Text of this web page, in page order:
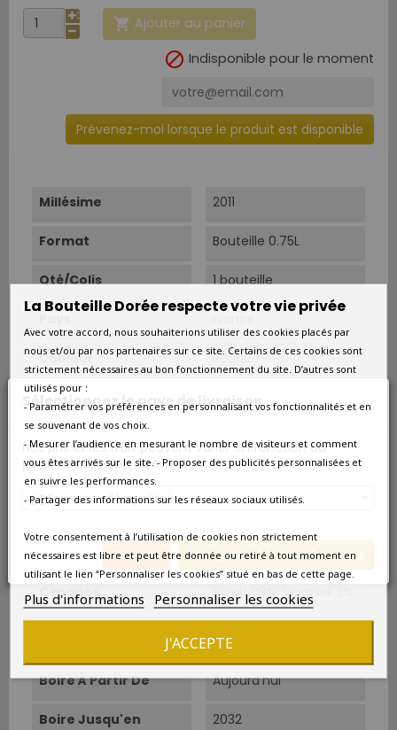
Sélectionnez le pays de livraison
Nos prix et les frais peuvent varier en fonction du
pays/de la région de livraison.
France métropolitaine
Annuler Enregistrer les modifications
 Ajouter au panier
 Indisponible pour le moment
Prévenez-moi lorsque le produit est disponible
Millésime 2011
Format Bouteille 0.75L
Qté/Colis 1 bouteille
Couleur Rouge
Type
Superficie 6 ha.
Âge Du Vignoble
Cépage Dominant Syrah
Cépages Syrah 98%, Viognier 2%
Boire À Partir De Aujourd'hui
Boire Jusqu'en 2032
La Bouteille Dorée respecte votre vie privée
Avec votre accord, nous souhaiterions utiliser des cookies placés par
nous et/ou par nos partenaires sur ce site. Certains de ces cookies sont
strictement nécessaires au bon fonctionnement du site. D’autres sont
utilisés pour :
- Paramétrer vos préférences en personnalisant vos fonctionnalités et en
se souvenant de vos choix.
- Mesurer l’audience en mesurant le nombre de visiteurs et comment
vous êtes arrivés sur le site. - Proposer des publicités personnalisées et
en suivre les performances.
- Partager des informations sur les réseaux sociaux utilisés.
Votre consentement à l’utilisation de cookies non strictement
nécessaires est libre et peut être donnée ou retiré à tout moment en
utilisant le lien “Personnaliser les cookies” situé en bas de cette page.
Plus d'informations Personnaliser les cookies
J'ACCEPTE